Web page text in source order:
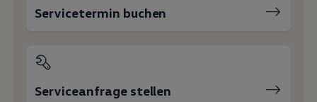
Volkswagen R
Servicetermin buchen
Serviceanfrage stellen